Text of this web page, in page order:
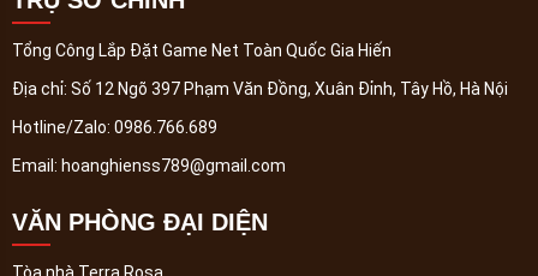
Tổng Công Lắp Đặt Game Net Toàn Quốc Gia Hiến
Địa chỉ: Số 12 Ngõ 397 Phạm Văn Đồng, Xuân Đỉnh, Tây Hồ, Hà Nội
Hotline/Zalo: 0986.766.689
Email: hoanghienss789@gmail.com
VĂN PHÒNG ĐẠI DIỆN